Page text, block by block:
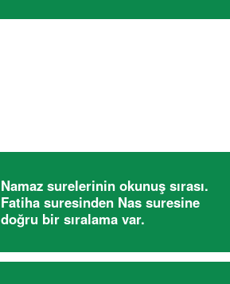
Namaz surelerinin okunuş sırası.
Fatiha suresinden Nas suresine
doğru bir sıralama var.